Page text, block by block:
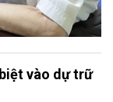
vào dự trữ